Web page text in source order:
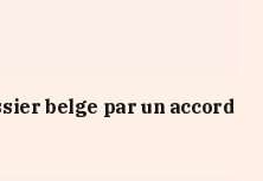
belge par un accord